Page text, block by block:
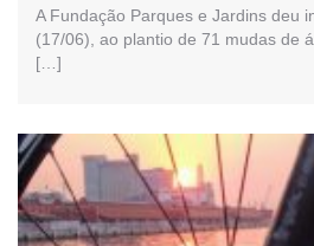
A Fundação Parques e Jardins deu
(17/06), ao plantio de 71 mudas de
[…]